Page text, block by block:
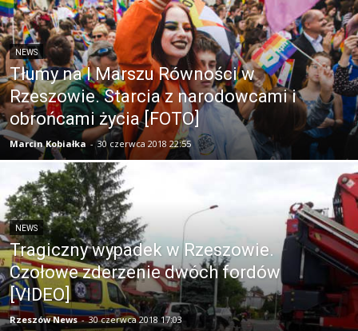
NEWS
Tłumy na I Marszu Równości w
Rzeszowie. Starcia z narodowcami i
obrońcami życia [FOTO]
Marcin Kobiałka - 30 czerwca 2018 22:55
NEWS
Tragiczny wypadek w Rzeszowie.
Czołowe zderzenie dwóch fordów
[VIDEO]
Rzeszów News - 30 czerwca 2018 17:03